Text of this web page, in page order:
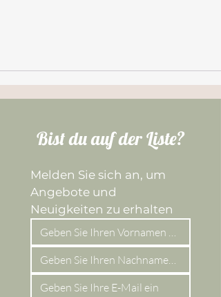
Bist du auf der Liste?
Melden Sie sich an, um
Angebote und
Neuigkeiten zu erhalten